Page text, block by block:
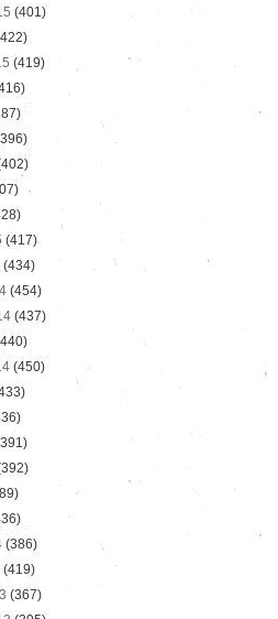
(401)
(419)
(417)
(434)
(454)
(437)
(450)
(386)
(419)
(367)